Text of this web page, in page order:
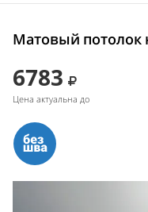
Матовый потолок
6783
Цена актуальна до